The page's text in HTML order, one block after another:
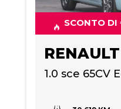
SCONTO
1.0 sce 65CV